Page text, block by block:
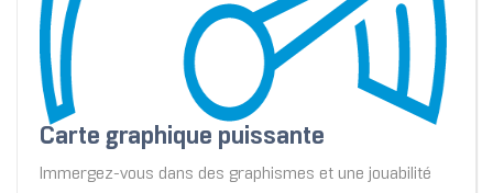
Carte graphique puissante
Immergez-vous dans des graphismes et une jouabilité